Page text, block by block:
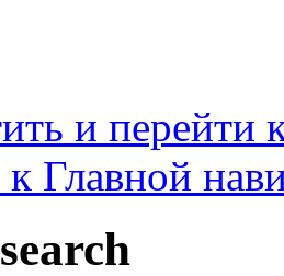
и перейти
Главной